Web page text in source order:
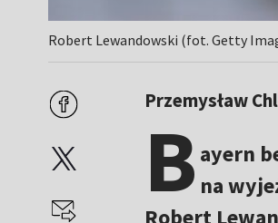
Robert Lewandowski (fot. Getty
Przemysław
B ayern
na
Robert